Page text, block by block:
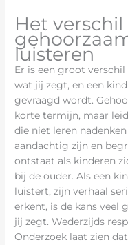
Het verschil
luisteren
Er is een groot
wat jij zegt, en een
gevraagd wordt.
korte termijn, maar
die niet leren
aandachtig zijn en
ontstaat als kinderen
bij de ouder. Als een
luistert, zijn verhaal
erkent, is de kans veel
jij zegt. Wederzijds
Onderzoek laat zien